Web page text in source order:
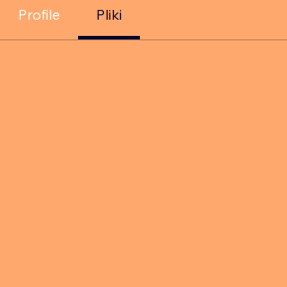
Profile Pliki